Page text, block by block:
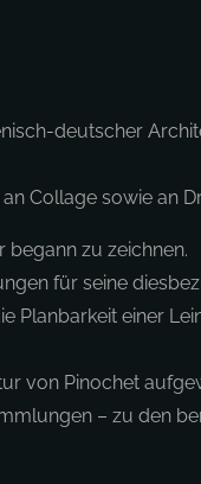
deutscher
Collage sowie an
begann zu zeichnen.
für seine
Planbarkeit einer
von Pinochet
– zu den